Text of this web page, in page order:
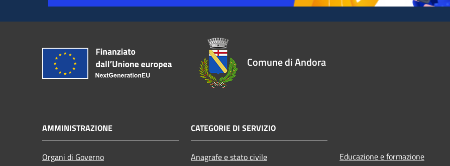
Comune di Andora
AMMINISTRAZIONE
Organi di Governo
CATEGORIE DI SERVIZIO
Anagrafe e stato civile
Educazione e formazione